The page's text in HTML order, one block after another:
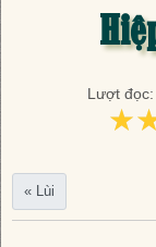
Lượt đọc:
« Lùi